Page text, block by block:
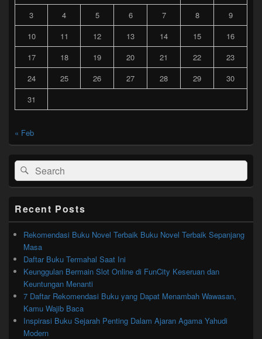
3
4 5 6 7 8
9
10
11 12 13 14 15
16
17
18 19 20 21 22
23
24
25 26 27 28 29
30
31
« Feb
Search
for:
Search
Recent Posts
Rekomendasi Buku Novel Terbaik Buku Novel Terbaik Sepanjang
Masa
Daftar Buku Termahal Saat Ini
Keunggulan Bermain Slot Online di FunCity Keseruan dan
Keuntungan Menanti
7 Daftar Rekomendasi Buku yang Dapat Menambah Wawasan,
Kamu Wajib Baca
Inspirasi Buku Sejarah Penting Dalam Ajaran Agama Yahudi
Modern